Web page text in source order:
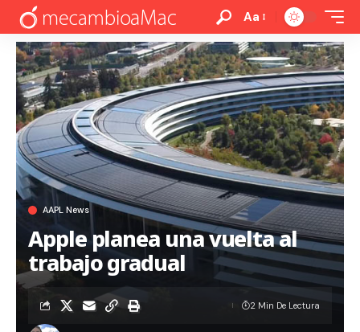
Aa
AAPL News
Apple planea una vuelta al
trabajo gradual
2 Min De Lectura